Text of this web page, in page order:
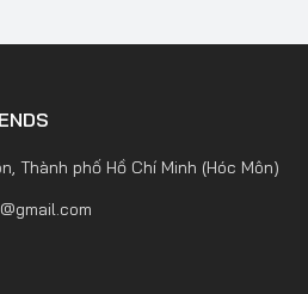
Thành phố Hồ Chí Minh (Hóc Môn)